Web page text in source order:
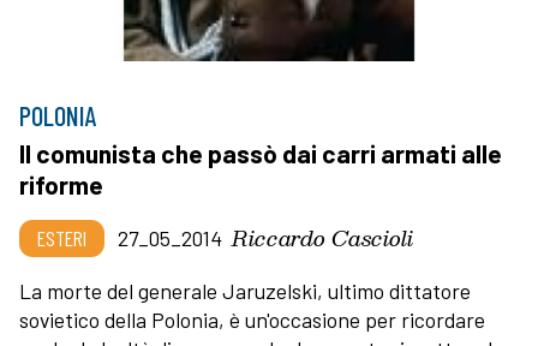
POLONIA
Il comunista che passò dai carri armati alle
riforme
ESTERI 27_05_2014 Riccardo Cascioli
La morte del generale Jaruzelski, ultimo dittatore
sovietico della Polonia, è un'occasione per ricordare